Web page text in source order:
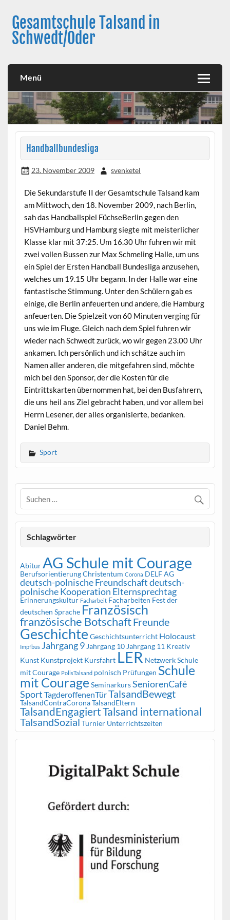
contentGesamtschule Talsand in
Schwedt/Oder
Menü
Handballbundesliga
23. November 2009 svenketel
Die Sekundarstufe II der Gesamtschule Talsand kam
am Mittwoch, den 18. November 2009, nach Berlin,
sah das Handballspiel FüchseBerlin gegen den
HSVHamburg und Hamburg siegte mit meisterlicher
Klasse klar mit 37:25. Um 16.30 Uhr fuhren wir mit
zwei vollen Bussen zur Max Schmeling Halle, um uns
ein Spiel der Ersten Handball Bundesliga anzusehen,
welches um 19.15 Uhr begann. In der Halle war eine
fantastische Stimmung. Unter den Schülern gab es
einige, die Berlin anfeuerten und andere, die Hamburg
anfeuerten. Die Spielzeit von 60 Minuten verging für
uns wie im Fluge. Gleich nach dem Spiel fuhren wir
wieder nach Schwedt zurück, wo wir gegen 23.00 Uhr
ankamen. Ich persönlich und ich schätze auch im
Namen aller anderen, die mitgefahren sind, möchte
mich bei den Sponsor, der die Kosten für die
Eintrittskarten übernommen hat, bei den Busfahrern,
die uns heil ans Ziel gebracht haben, und vor allem bei
Herrn Lesener, der alles organisierte, bedanken.
Daniel Behm.
Sport
Schlagwörter
Abitur AG Schule mit Courage
BerufsorientierungChristentum Corona DELF AG
deutsch-polnische Freundschaftdeutsch-
polnische Kooperation Elternsprechtag
Erinnerungskultur Facharbeit Facharbeiten Fest der
deutschen Sprache Französisch
französische BotschaftFreunde
Geschichte Geschichtsunterricht Holocaust
Impfbus Jahrgang 9 Jahrgang 10 Jahrgang 11 Kreativ
Kunst Kunstprojekt Kursfahrt LER Netzwerk Schule
mit Courage PolisTalsand polnisch Prüfungen Schule
mit Courage SeminarkursSeniorenCafé
Sport TagderoffenenTürTalsandBewegt
TalsandContraCoronaTalsandEltern
TalsandEngagiertTalsand international
TalsandSozial Turnier Unterrichtszeiten